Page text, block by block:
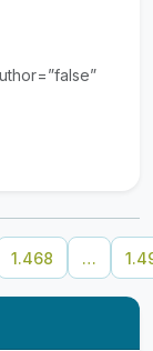
1.468 …